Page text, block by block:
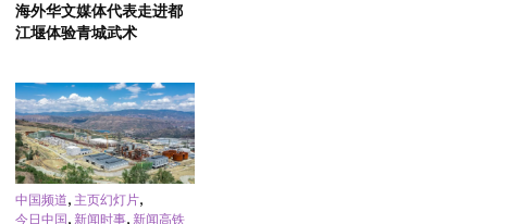
海外华文媒体代表走进都
江堰体验青城武术
中国频道, 主页幻灯片,
今日中国, 新闻时事, 新闻高铁